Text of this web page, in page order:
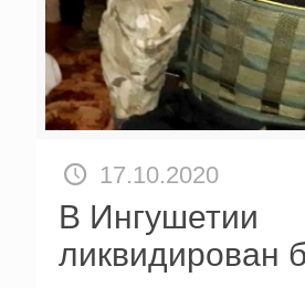
17.10.2020
В Ингушетии
ликвидирован